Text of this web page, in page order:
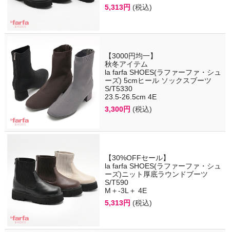
5,313円 (税込)
【3000円均一】
秋冬アイテム
la farfa SHOES(ラファーファ・シュ
ーズ) 5cmヒール ソックスブーツ
S/T5330
23.5-26.5cm 4E
3,300円 (税込)
【30%OFFセール】
la farfa SHOES(ラファーファ・シュ
ーズ)ニット厚底ラウンドブーツ
S/T590
M＋-3L＋ 4E
5,313円 (税込)